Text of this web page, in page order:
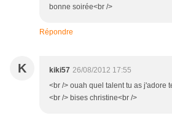
bonne soirée<br />
Répondre
K kiki57 26/08/2012 17:55
<br /> ouah quel talent tu as j'adore
<br /> bises christine<br />